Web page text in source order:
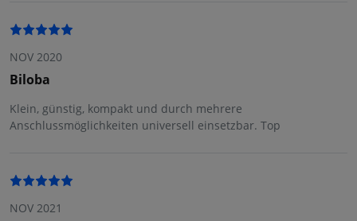
NOV 2020
Biloba
Klein, günstig, kompakt und durch mehrere
Anschlussmöglichkeiten universell einsetzbar. Top
NOV 2021